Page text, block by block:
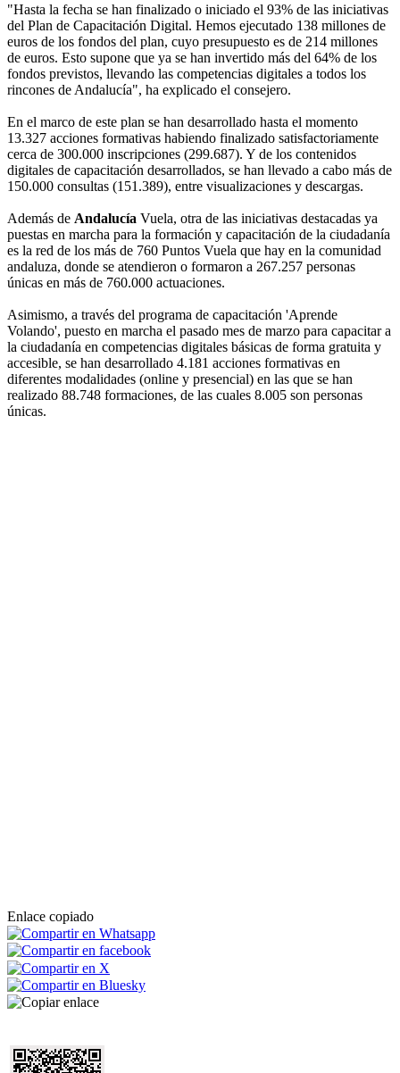
"Hasta la fecha se han finalizado o iniciado el 93% de las iniciativas
del Plan de Capacitación Digital. Hemos ejecutado 138 millones de
euros de los fondos del plan, cuyo presupuesto es de 214 millones
de euros. Esto supone que ya se han invertido más del 64% de los
fondos previstos, llevando las competencias digitales a todos los
rincones de Andalucía", ha explicado el consejero.
En el marco de este plan se han desarrollado hasta el momento
13.327 acciones formativas habiendo finalizado satisfactoriamente
cerca de 300.000 inscripciones (299.687). Y de los contenidos
digitales de capacitación desarrollados, se han llevado a cabo más de
150.000 consultas (151.389), entre visualizaciones y descargas.
Además de Andalucía Vuela, otra de las iniciativas destacadas ya
puestas en marcha para la formación y capacitación de la ciudadanía
es la red de los más de 760 Puntos Vuela que hay en la comunidad
andaluza, donde se atendieron o formaron a 267.257 personas
únicas en más de 760.000 actuaciones.
Asimismo, a través del programa de capacitación 'Aprende
Volando', puesto en marcha el pasado mes de marzo para capacitar a
la ciudadanía en competencias digitales básicas de forma gratuita y
accesible, se han desarrollado 4.181 acciones formativas en
diferentes modalidades (online y presencial) en las que se han
realizado 88.748 formaciones, de las cuales 8.005 son personas
únicas.
Enlace copiado